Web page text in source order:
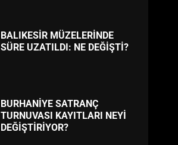
BALIKESİR MÜZELERİNDE
SÜRE UZATILDI: NE DEĞİŞTİ?
BURHANİYE SATRANÇ
TURNUVASI KAYITLARI NEYİ
DEĞİŞTİRİYOR?